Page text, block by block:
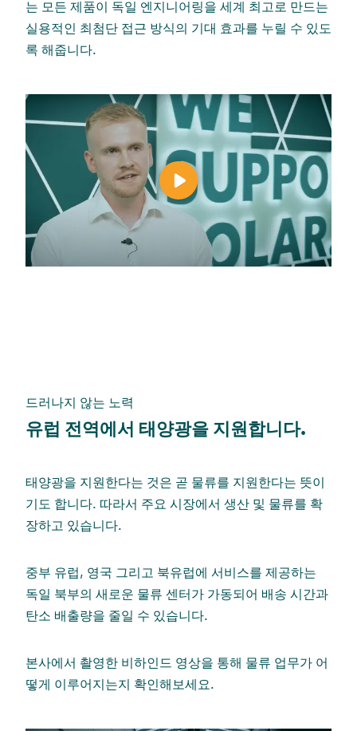
는 모든 제품이 독일 엔지니어링을 세계 최고로 만드는
실용적인 최첨단 접근 방식의 기대 효과를 누릴 수 있도
록 해줍니다.
드러나지 않는 노력
유럽 전역에서 태양광을 지원합니다.
태양광을 지원한다는 것은 곧 물류를 지원한다는 뜻이
기도 합니다. 따라서 주요 시장에서 생산 및 물류를 확
장하고 있습니다.
중부 유럽, 영국 그리고 북유럽에 서비스를 제공하는
독일 북부의 새로운 물류 센터가 가동되어 배송 시간과
탄소 배출량을 줄일 수 있습니다.
본사에서 촬영한 비하인드 영상을 통해 물류 업무가 어
떻게 이루어지는지 확인해보세요.